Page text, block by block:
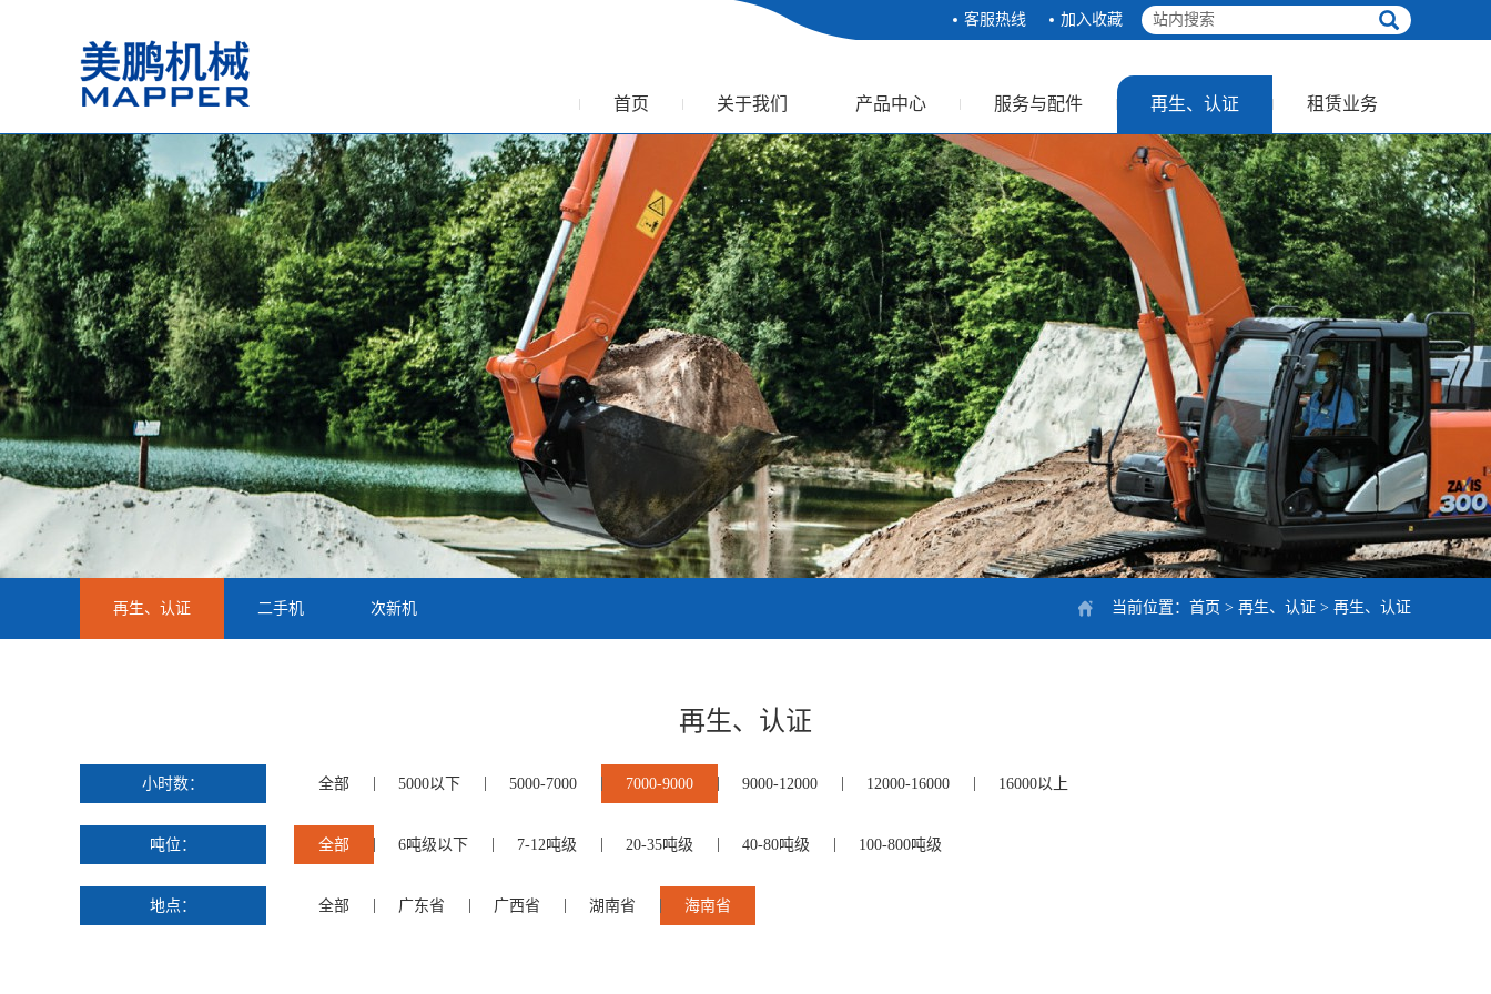
客服热线 加入收藏
首页 关于我们 产品中心 服务与配件 再生、认证 租赁业务
当前位置： 首页 > 再生、认证 > 再生、认证
再生、认证 二手机 次新机
再生、认证
小时数： 全部 5000以下 5000-7000 7000-9000 9000-12000 12000-16000 16000以上
吨位： 全部 6吨级以下 7-12吨级 20-35吨级 40-80吨级 100-800吨级
地点： 全部 广东省 广西省 湖南省 海南省